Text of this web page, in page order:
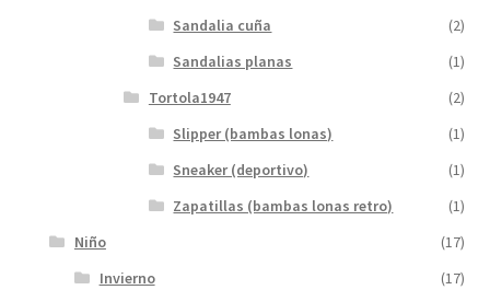
Sandalia cuña
(2)
Sandalias planas
(1)
Tortola1947
(2)
Slipper (bambas lonas)
(1)
Sneaker (deportivo)
(1)
Zapatillas (bambas lonas retro)
(1)
Niño
(17)
Invierno
(17)